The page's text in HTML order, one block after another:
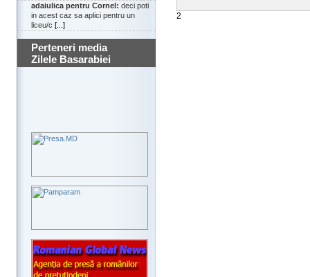
adaiulica pentru Cornel: deci poti
in acest caz sa aplici pentru un
liceu/c [...]
Perteneri media
Zilele Basarabiei
2